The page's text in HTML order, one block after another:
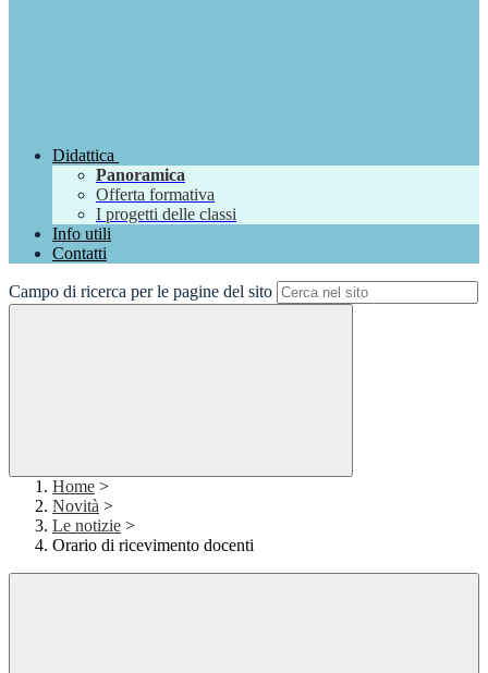
Didattica
Panoramica
Offerta formativa
I progetti delle classi
Info utili
Contatti
Campo di ricerca per le pagine del sito
Home >
Novità >
Le notizie >
Orario di ricevimento docenti